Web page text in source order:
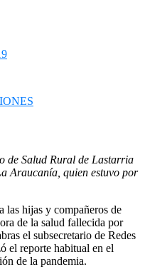
de Salud Rural de Lastarria
Araucanía, quien estuvo por
las hijas y compañeros de
de la salud fallecida por
el subsecretario de Redes
el reporte habitual en el
de la pandemia.